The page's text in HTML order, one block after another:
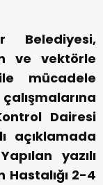
Belediyesi,
ve vektörle
mücadele
Dairesi
açıklamada
yazılı
Hastalığı 2-4